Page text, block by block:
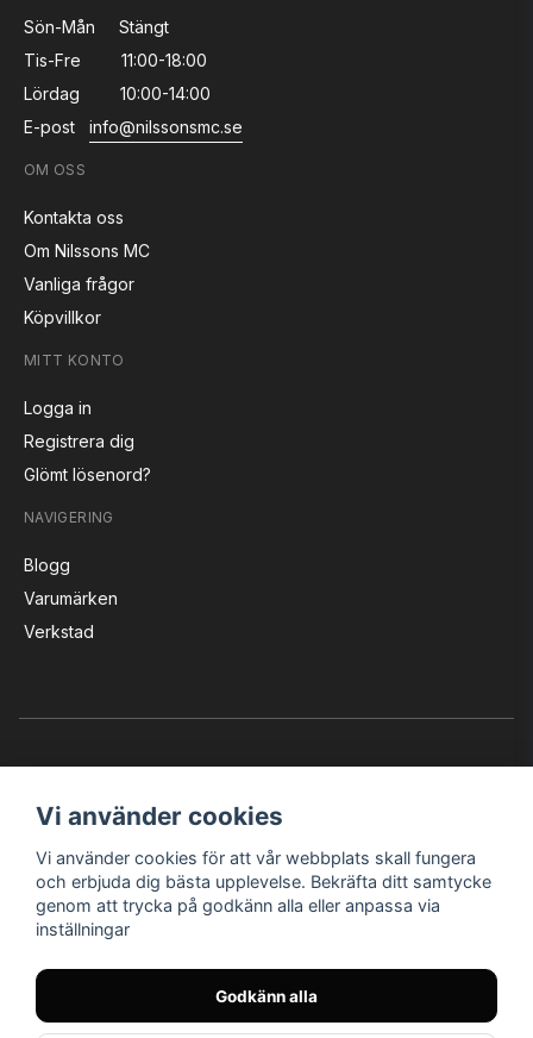
Sön-Mån
Stängt
Tis-Fre
11:00-18:00
Lördag
10:00-14:00
E-post
info@nilssonsmc.se
OM OSS
Kontakta oss
Om Nilssons MC
Vanliga frågor
Köpvillkor
MITT KONTO
Logga in
Registrera dig
Glömt lösenord?
NAVIGERING
Blogg
Varumärken
Verkstad
© Nilssons MC - Allt för dig & din MC
Instagram Facebook YouTube
Vi använder cookies
Vi använder cookies för att vår webbplats skall fungera
och erbjuda dig bästa upplevelse. Bekräfta ditt samtycke
genom att trycka på godkänn alla eller anpassa via
inställningar
Godkänn alla